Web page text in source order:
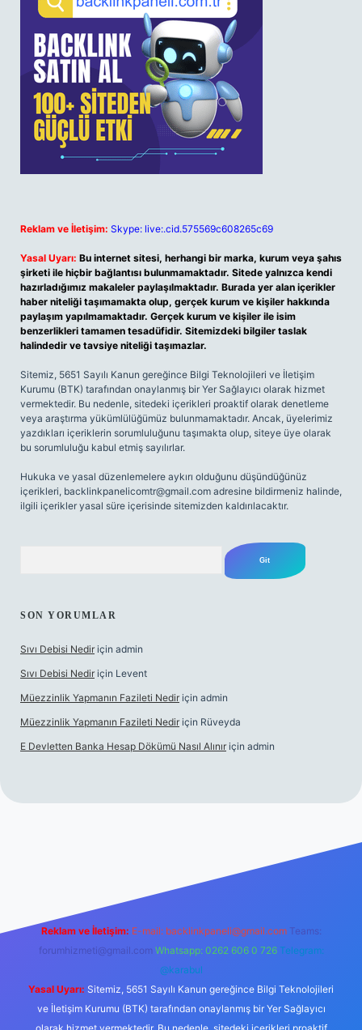
Reklam ve İletişim: Skype: live:.cid.575569c608265c69
Yasal Uyarı: Bu internet sitesi, herhangi bir marka, kurum veya şahıs
şirketi ile hiçbir bağlantısı bulunmamaktadır. Sitede yalnızca kendi
hazırladığımız makaleler paylaşılmaktadır. Burada yer alan içerikler
haber niteliği taşımamakta olup, gerçek kurum ve kişiler hakkında
paylaşım yapılmamaktadır. Gerçek kurum ve kişiler ile isim
benzerlikleri tamamen tesadüfidir. Sitemizdeki bilgiler taslak
halindedir ve tavsiye niteliği taşımazlar.
Sitemiz, 5651 Sayılı Kanun gereğince Bilgi Teknolojileri ve İletişim
Kurumu (BTK) tarafından onaylanmış bir Yer Sağlayıcı olarak hizmet
vermektedir. Bu nedenle, sitedeki içerikleri proaktif olarak denetleme
veya araştırma yükümlülüğümüz bulunmamaktadır. Ancak, üyelerimiz
yazdıkları içeriklerin sorumluluğunu taşımakta olup, siteye üye olarak
bu sorumluluğu kabul etmiş sayılırlar.
Hukuka ve yasal düzenlemelere aykırı olduğunu düşündüğünüz
içerikleri, backlinkpanelicomtr@gmail.com adresine bildirmeniz halinde,
ilgili içerikler yasal süre içerisinde sitemizden kaldırılacaktır.
SON YORUMLAR
Sıvı Debisi Nedir için admin
Sıvı Debisi Nedir için Levent
Müezzinlik Yapmanın Fazileti Nedir için admin
Müezzinlik Yapmanın Fazileti Nedir için Rüveyda
E Devletten Banka Hesap Dökümü Nasıl Alınır için admin
Reklam ve İletişim: E-mail: backlinkpaneli@gmail.com Teams:
forumhizmeti@gmail.com Whatsapp: 0262 606 0 726 Telegram:
@karabul
Yasal Uyarı: Sitemiz, 5651 Sayılı Kanun gereğince Bilgi Teknolojileri
ve İletişim Kurumu (BTK) tarafından onaylanmış bir Yer Sağlayıcı